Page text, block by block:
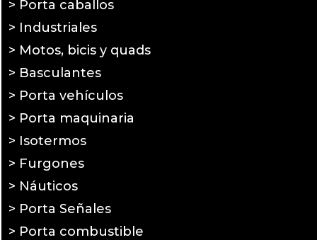
> Porta caballos
> Industriales
> Motos, bicis y quads
> Basculantes
> Porta vehículos
> Porta maquinaria
> Isotermos
> Furgones
> Náuticos
> Porta Señales
> Porta combustible